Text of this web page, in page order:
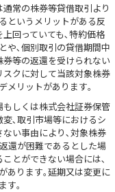
常の株券等貸借取引より
というメリットがある反
回っていても､特約価格
や､個別取引の貸借期間中
等の返還を受けられない
クに対して当該対象株券
メリットがあります｡
しくは株式会社証券保管
､取引市場等におけるシ
い事由により､対象株券
還が困難であるとした場
とができない場合には､
あります｡延期又は変更に
す｡